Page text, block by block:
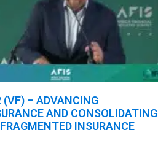
(VF) – ADVANCING
AND CONSOLIDATING
INSURANCE